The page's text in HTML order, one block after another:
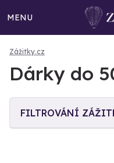
MENU
Zážitky.cz
Dárky do
FILTROVÁNÍ